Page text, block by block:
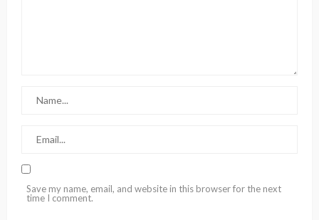
Save my name, email, and website in this browser for the next
time I comment.